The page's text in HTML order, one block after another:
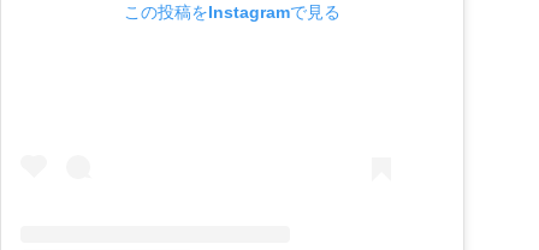
この投稿をInstagramで見る